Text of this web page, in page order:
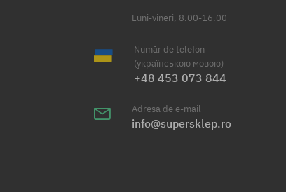
Luni-vineri, 8.00-16.00
Număr de telefon
(українською мовою)
+48 453 073 844
Adresa de e-mail
info@supersklep.ro